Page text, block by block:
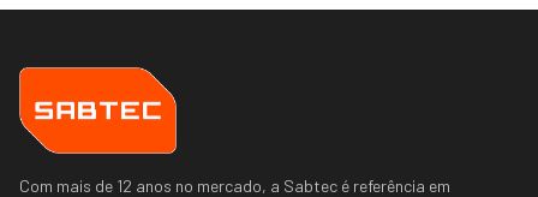
Com mais de 12 anos no mercado, a Sabtec é referência em